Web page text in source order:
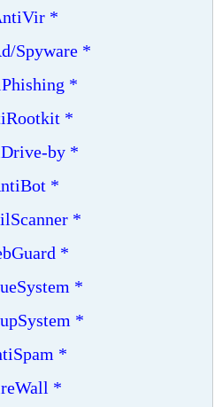
* AntiVir
* AntiAd/Spyware
* AntiPhishing
* AntiRootkit
* AntiDrive-by
* AntiBot
* EmailScanner
* WebGuard
* RescueSystem
* BackupSystem
* AntiSpam
* FireWall